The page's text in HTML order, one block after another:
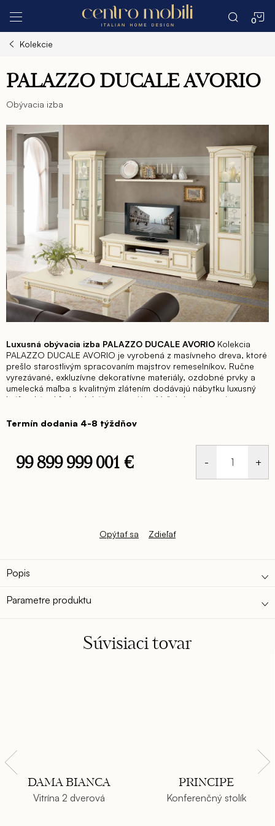
Kolekcie
PALAZZO DUCALE AVORIO
Obývacia izba
Luxusná obývacia izba PALAZZO DUCALE AVORIO Kolekcia
PALAZZO DUCALE AVORIO je vyrobená z masívneho dreva, ktoré
prešlo starostlivým spracovaním majstrov remeselníkov. Ručne
vyrezávané, exkluzívne dekoratívne materiály, ozdobné prvky a
umelecká maľba s kvalitným zlátením dodávajú nábytku luxusný
kráľovský vzhľad a dokážu vytvoriť vo Vašej domácnosti
talianskej kvality, štýlu a výrobných tradícií.
nadčasovej klasiky, ale aj tých ktorý hladujú dokonalú rovnováhu
medzi estetikou a funkčnosťou. Dodajte svojmu domovu harmóniu
a zariaďte si s kolekciou PALAZZO DUCALE AVORIO celý interiér.
Zlaďte si predsieň, obývaciu izbu, jedáleň, pracovňu, spálňu či
Termín dodania 4-8 týždňov
99 899 999 001 €
Opýtať sa Zdieľať
Popis
Parametre produktu
Súvisiaci tovar
DAMA BIANCA
Vitrína 2 dverová
PRINCIPE
Konferenčný stolík